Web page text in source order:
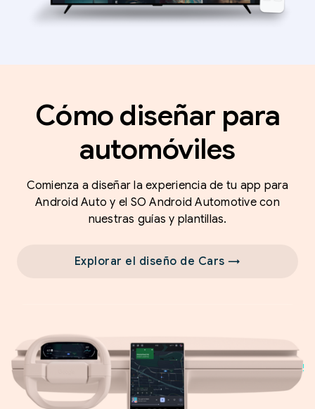
Cómo diseñar para
automóviles
Comienza a diseñar la experiencia de tu app para
Android Auto y el SO Android Automotive con
nuestras guías y plantillas.
Explorar el diseño de Cars →